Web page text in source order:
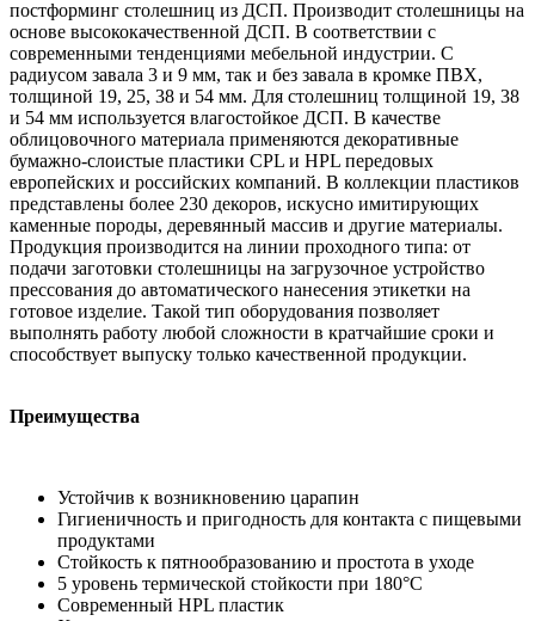
постформинг столешниц из ДСП. Производит столешницы на
основе высококачественной ДСП. В соответствии с
современными тенденциями мебельной индустрии. С
радиусом завала 3 и 9 мм, так и без завала в кромке ПВХ,
толщиной 19, 25, 38 и 54 мм. Для столешниц толщиной 19, 38
и 54 мм используется влагостойкое ДСП. В качестве
облицовочного материала применяются декоративные
бумажно-слоистые пластики CPL и HPL передовых
европейских и российских компаний. В коллекции пластиков
представлены более 230 декоров, искусно имитирующих
каменные породы, деревянный массив и другие материалы.
Продукция производится на линии проходного типа: от
подачи заготовки столешницы на загрузочное устройство
прессования до автоматического нанесения этикетки на
готовое изделие. Такой тип оборудования позволяет
выполнять работу любой сложности в кратчайшие сроки и
способствует выпуску только качественной продукции.
Преимущества
Устойчив к возникновению царапин
Гигиеничность и пригодность для контакта с пищевыми
продуктами
Стойкость к пятнообразованию и простота в уходе
5 уровень термической стойкости при 180°С
Современный HPL пластик